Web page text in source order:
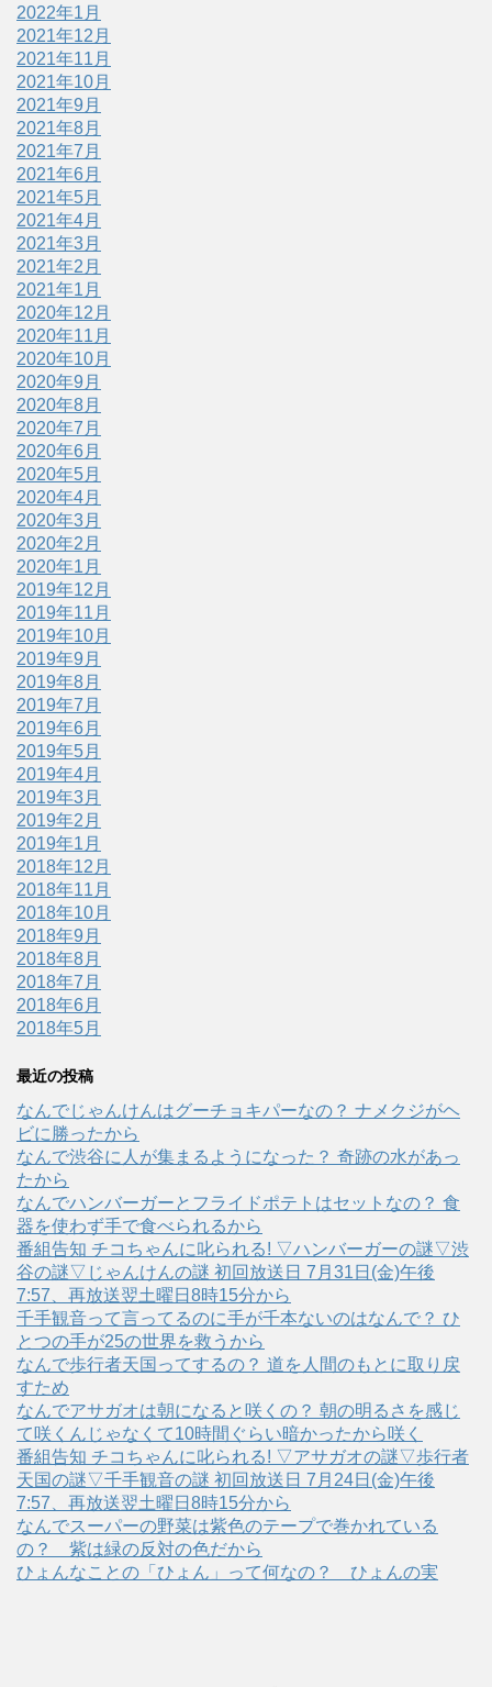
2022年1月
2021年12月
2021年11月
2021年10月
2021年9月
2021年8月
2021年7月
2021年6月
2021年5月
2021年4月
2021年3月
2021年2月
2021年1月
2020年12月
2020年11月
2020年10月
2020年9月
2020年8月
2020年7月
2020年6月
2020年5月
2020年4月
2020年3月
2020年2月
2020年1月
2019年12月
2019年11月
2019年10月
2019年9月
2019年8月
2019年7月
2019年6月
2019年5月
2019年4月
2019年3月
2019年2月
2019年1月
2018年12月
2018年11月
2018年10月
2018年9月
2018年8月
2018年7月
2018年6月
2018年5月
最近の投稿
なんでじゃんけんはグーチョキパーなの？ ナメクジがヘ
ビに勝ったから
なんで渋谷に人が集まるようになった？ 奇跡の水があっ
たから
なんでハンバーガーとフライドポテトはセットなの？ 食
器を使わず手で食べられるから
番組告知 チコちゃんに叱られる! ▽ハンバーガーの謎▽渋
谷の謎▽じゃんけんの謎 初回放送日 7月31日(金)午後
7:57、再放送翌土曜日8時15分から
千手観音って言ってるのに手が千本ないのはなんで？ ひ
とつの手が25の世界を救うから
なんで歩行者天国ってするの？ 道を人間のもとに取り戻
すため
なんでアサガオは朝になると咲くの？ 朝の明るさを感じ
て咲くんじゃなくて10時間ぐらい暗かったから咲く
番組告知 チコちゃんに叱られる! ▽アサガオの謎▽歩行者
天国の謎▽千手観音の謎 初回放送日 7月24日(金)午後
7:57、再放送翌土曜日8時15分から
なんでスーパーの野菜は紫色のテープで巻かれている
の？ 紫は緑の反対の色だから
ひょんなことの「ひょん」って何なの？ ひょんの実